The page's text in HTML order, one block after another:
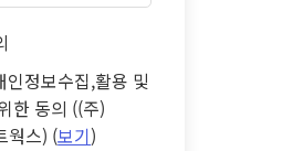
인정보수집,활용 및
한 동의 ((주)
웍스) (보기)